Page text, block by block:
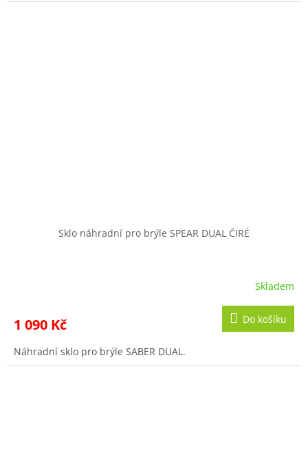
Sklo náhradní pro brýle SPEAR DUAL ČIRÉ
Skladem
1 090 Kč Do košíku
Náhradní sklo pro brýle SABER DUAL.